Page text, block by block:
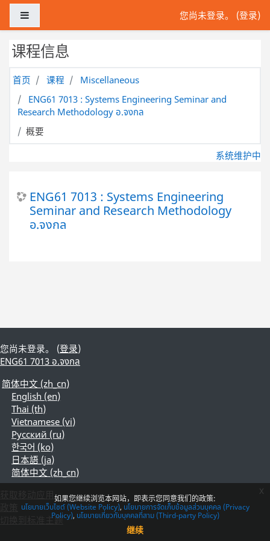
跳到主要内容
您尚未登录。 (登录)
课程信息
首页 课程
Miscellaneous
ENG61 7013 : Systems Engineering Seminar and
Research Methodology อ.จงกล
概要
系统维护中
ENG61 7013 : Systems Engineering
Seminar and Research Methodology
อ.จงกล
您尚未登录。 (登录)
ENG61 7013 อ.จงกล
简体中文 ‎(zh_cn)‎
English ‎(en)‎
Thai ‎(th)‎
Vietnamese ‎(vi)‎
Русский ‎(ru)‎
한국어 ‎(ko)‎
日本語 ‎(ja)‎
简体中文 ‎(zh_cn)‎
切换到标准主题
如果您继续浏览本网站，即表示您同意我们的政策:
นโยบายเว็บไซต์ (Website Policy) นโยบายการจัดเก็บข้อมูลส่วนบุคคล (Privacy
Policy) นโยบายเกี่ยวกับบุคคลที่สาม (Third-party Policy)
继续
x